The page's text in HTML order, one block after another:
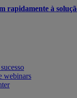
rapidamente à
webinars